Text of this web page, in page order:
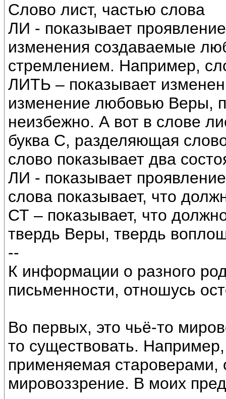
Слово лист, частью слова
ЛИ - показывает
изменения создаваемые
стремлением. Например,
ЛИТЬ – показывает
изменение любовью Веры,
неизбежно. А вот в слове
буква С, разделяющая
слово показывает два
ЛИ - показывает
слова показывает, что
СТ – показывает, что
твердь Веры, твердь
--
К информации о разного
письменности, отношусь
Во первых, это чьё-то
то существовать.
применяемая староверами,
мировоззрение. В моих